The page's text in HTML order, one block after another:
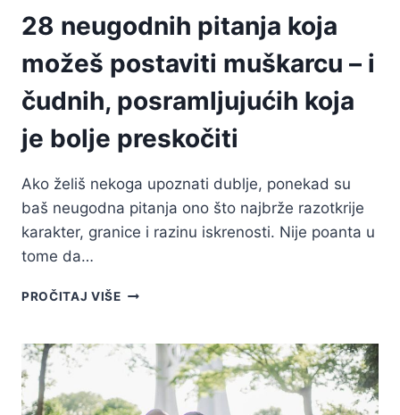
28 neugodnih pitanja koja
možeš postaviti muškarcu – i
čudnih, posramljujućih koja
je bolje preskočiti
Ako želiš nekoga upoznati dublje, ponekad su
baš neugodna pitanja ono što najbrže razotkrije
karakter, granice i razinu iskrenosti. Nije poanta u
tome da…
PROČITAJ VIŠE28
KOJA
MOŽEŠ
POSTAVITI
MUŠKARCU